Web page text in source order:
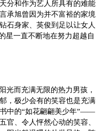
分和作为艺人所具有的难能
承旭曾因为并不富裕的家境
石身家、英俊到足以让女人
星一直不断地在努力超越自
而充满无限的热力男孩，
，极少会有的笑容也是充满
中的“如花翩翩美少年”——
官、令人怦然心动的笑容、